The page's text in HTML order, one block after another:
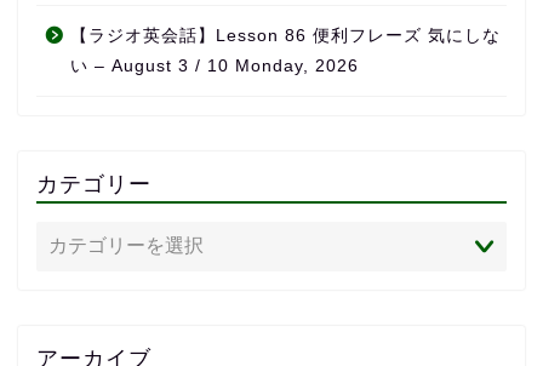
【ラジオ英会話】Lesson 86 便利フレーズ 気にしな
い – August 3 / 10 Monday, 2026
カテゴリー
アーカイブ